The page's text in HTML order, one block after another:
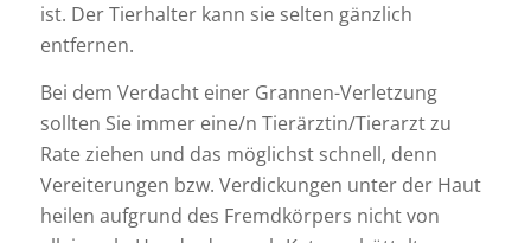
ist. Der Tierhalter kann sie selten gänzlich
entfernen.
Bei dem Verdacht einer Grannen-Verletzung
sollten Sie immer eine/n Tierärztin/Tierarzt zu
Rate ziehen und das möglichst schnell, denn
Vereiterungen bzw. Verdickungen unter der Haut
heilen aufgrund des Fremdkörpers nicht von